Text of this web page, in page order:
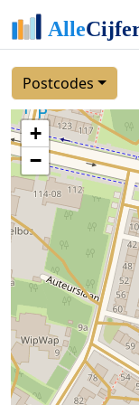
Postcodes
+
−